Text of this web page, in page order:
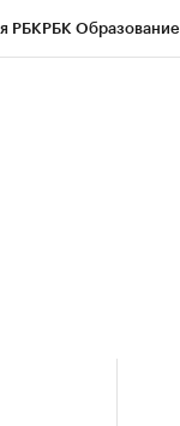
РБКРБК Образование